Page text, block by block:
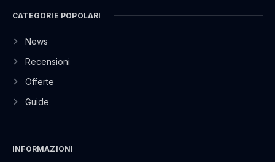
CATEGORIE POPOLARI
News
Recensioni
Offerte
Guide
INFORMAZIONI